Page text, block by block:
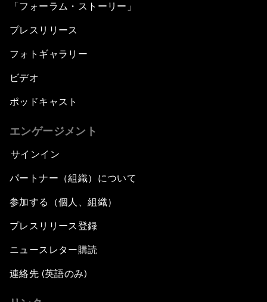
「フォーラム・ストーリー」
プレスリリース
フォトギャラリー
ビデオ
ポッドキャスト
エンゲージメント
サインイン
パートナー（組織）について
参加する（個人、組織）
プレスリリース登録
ニュースレター購読
連絡先 (英語のみ)